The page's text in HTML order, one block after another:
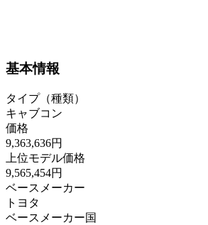
基本情報
タイプ（種類）
キャブコン
価格
9,363,636円
上位モデル価格
9,565,454円
ベースメーカー
トヨタ
ベースメーカー国